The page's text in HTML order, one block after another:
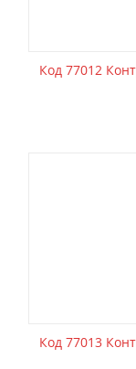
Код 77012
Код 77013